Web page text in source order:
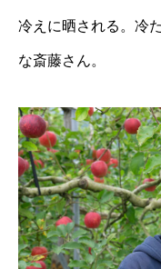
冷えに晒される。冷
な斎藤さん。